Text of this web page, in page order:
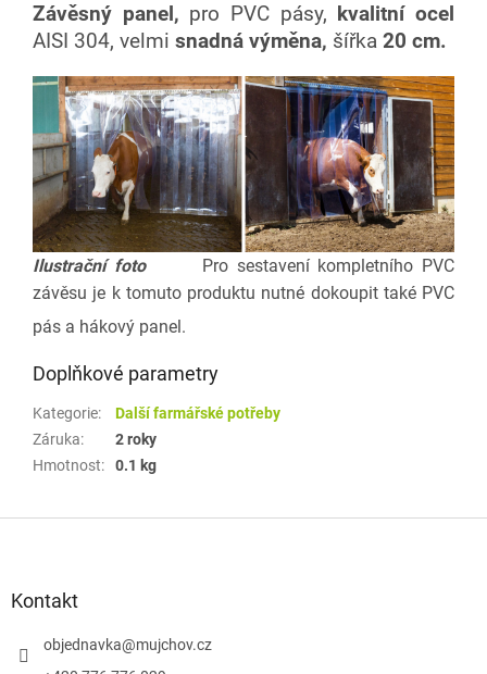
Závěsný panel, pro PVC pásy, kvalitní ocel
AISI 304, velmi snadná výměna, šířka 20 cm.
Ilustrační foto
Pro sestavení kompletního PVC
závěsu je k tomuto produktu nutné dokoupit také PVC
pás a hákový panel.
Doplňkové parametry
Kategorie:
Další farmářské potřeby
Záruka:
2 roky
Hmotnost: 0.1 kg
Kontakt
objednavka@mujchov.cz